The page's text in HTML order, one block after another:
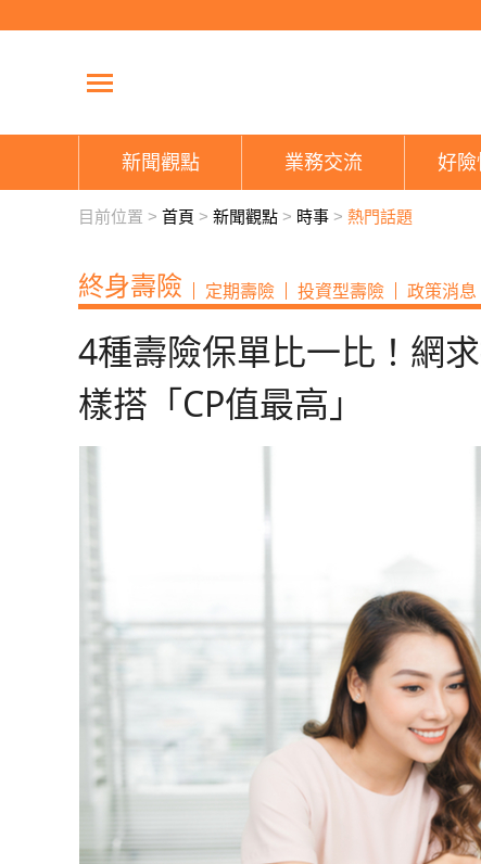
新聞觀點 業務交流 好險
目前位置 > 首頁 > 新聞觀點 > 時事 > 熱門話題
終身壽險 定期壽險 投資型壽險 政策消息
4種壽險保單比一比！網
樣搭「CP值最高」